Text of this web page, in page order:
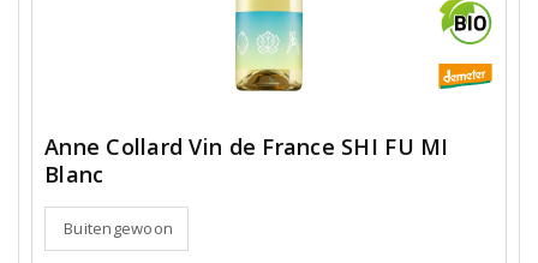
Anne Collard Vin de France SHI FU MI
Blanc
Buitengewoon